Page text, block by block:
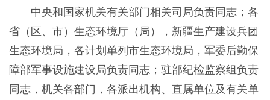
中央和国家机关有关部门相关司局负责同志；各
省（区、市）生态环境厅（局），新疆生产建设兵团
生态环境局，各计划单列市生态环境局，军委后勤保
障部军事设施建设局负责同志；驻部纪检监察组负责
同志，机关各部门，各派出机构、直属单位及有关单